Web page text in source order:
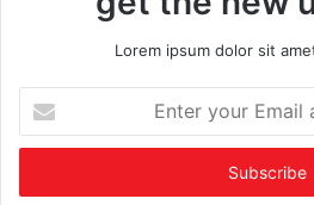
Lorem ipsum dolor sit
your
Email